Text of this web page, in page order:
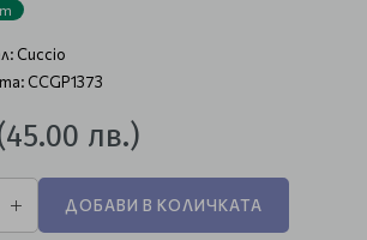
Cuccio
CCGP1373
лв.)
ДОБАВИ В КОЛИЧКАТА